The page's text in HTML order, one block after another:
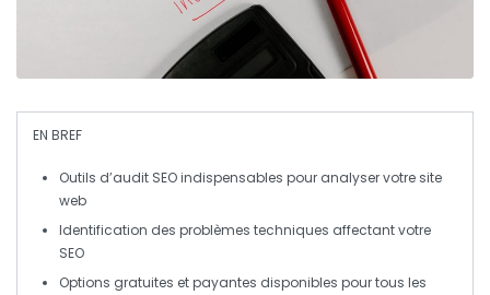
EN BREF
Outils d’audit SEOindispensables pour analyser votre site
web
Identification des problèmes techniques affectant votre
SEO
Options gratuites et payantes disponibles pour tous les